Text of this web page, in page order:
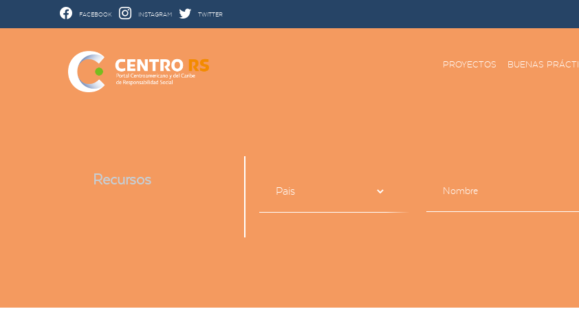
FACEBOOK INSTAGRAM TWITTER
PROYECTOS BUENAS
Recursos